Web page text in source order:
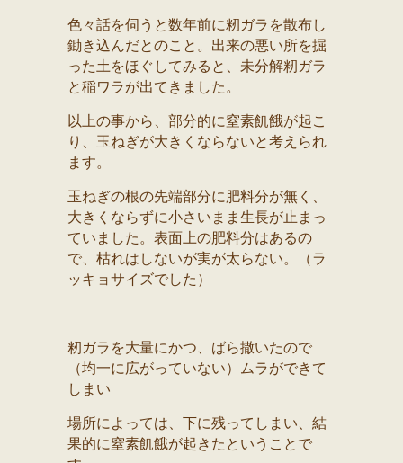
色々話を伺うと数年前に籾ガラを散布し
鋤き込んだとのこと。出来の悪い所を掘
った土をほぐしてみると、未分解籾ガラ
と稲ワラが出てきました。
以上の事から、部分的に窒素飢餓が起こ
り、玉ねぎが大きくならないと考えられ
ます。
玉ねぎの根の先端部分に肥料分が無く、
大きくならずに小さいまま生長が止まっ
ていました。表面上の肥料分はあるの
で、枯れはしないが実が太らない。（ラ
ッキョサイズでした）
籾ガラを大量にかつ、ばら撒いたので
（均一に広がっていない）ムラができて
しまい
場所によっては、下に残ってしまい、結
果的に窒素飢餓が起きたということで